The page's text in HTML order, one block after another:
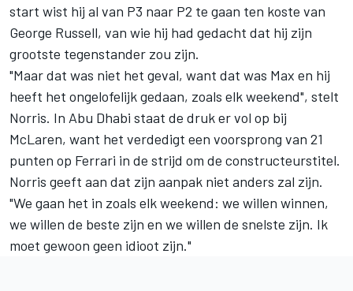
start wist hij al van P3 naar P2 te gaan ten koste van
George Russell, van wie hij had gedacht dat hij zijn
grootste tegenstander zou zijn.
"Maar dat was niet het geval, want dat was Max en hij
heeft het ongelofelijk gedaan, zoals elk weekend", stelt
Norris. In Abu Dhabi staat de druk er vol op bij
McLaren, want het verdedigt een voorsprong van 21
punten op Ferrari in de strijd om de constructeurstitel.
Norris geeft aan dat zijn aanpak niet anders zal zijn.
"We gaan het in zoals elk weekend: we willen winnen,
we willen de beste zijn en we willen de snelste zijn. Ik
moet gewoon geen idioot zijn."